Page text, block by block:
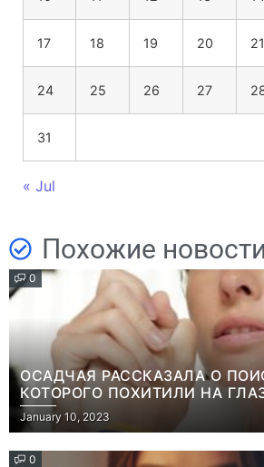
17 18 19 20 21
24 25 26 27
31
« Jul
Похожие новости
0
ОСАДЧАЯ РАССКАЗАЛА О
КОТОРОГО ПОХИТИЛИ НА
“ОН ВЕСЬ УДАР ПРИНЯЛ НА
January 10, 2023
0